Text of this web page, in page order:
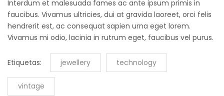
Interdum et malesuada fames ac ante ipsum primis in
faucibus. Vivamus ultricies, dui at gravida laoreet, orci felis
hendrerit est, ac consequat sapien urna eget lorem.
Vivamus mi odio, lacinia in rutrum eget, faucibus vel purus.
Etiquetas: jewellery technology
vintage